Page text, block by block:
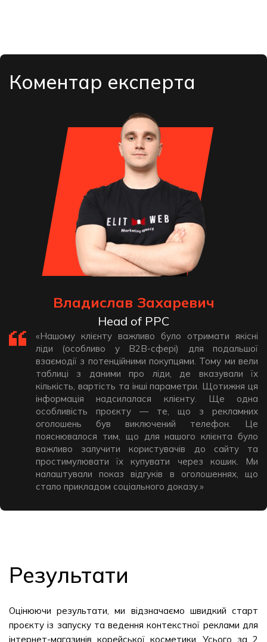
Коментар експерта
Владислав Захаревич
Head of PPC
«Нашому клієнту важливо було отримати якісні
ліди (особливо у В2В-сфері) для подальшої
взаємодії з потенційними покупцями. Тому ми вели
таблиці з даними про ліди, де вказували їх
кількість, вартість та інші параметри. Щотижня ця
інформація надсилалася клієнту. Ще одна
особливість проєкту — те, що з рекламних
оголошень був виключений телефон. Це
пояснювалося тим, що для нашого клієнта було
важливо залучити користувачів до сайту та
простимулювати їх купувати через кошик. Ми
налаштували показ відгуків в оголошеннях, що
стало прикладом соціального доказу.»
Результати
Оцінюючи результати, ми відзначаємо швидкий старт
проєкту із запуску та ведення контекстної реклами для
інтернет-магазинів корейської косметики. Усього за 2